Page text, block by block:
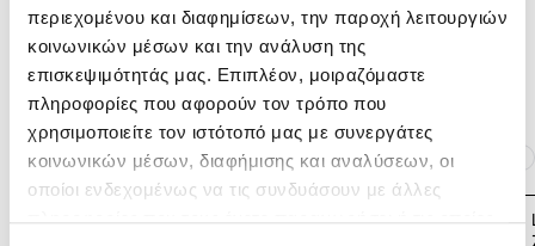
περιεχομένου και διαφημίσεων, την παροχή λειτουργιών
κοινωνικών μέσων και την ανάλυση της
επισκεψιμότητάς μας. Επιπλέον, μοιραζόμαστε
πληροφορίες που αφορούν τον τρόπο που
χρησιμοποιείτε τον ιστότοπό μας με συνεργάτες
κοινωνικών μέσων, διαφήμισης και αναλύσεων, οι
οποίοι ενδεχομένως να τις συνδυάσουν με άλλες
πληροφορίες που τους έχετε παραχωρήσει ή τις οποίες
Επιστροφές Προϊόντων
Ίδια κατηγορία
LAPIN HOUSE Βρεφική